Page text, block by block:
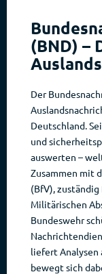
(BND) –
Der
Deutschland.
und
auswerten –
Zusammen mit
(BfV),
Militärischen
Bundeswehr
liefert Analysen
bewegt sich